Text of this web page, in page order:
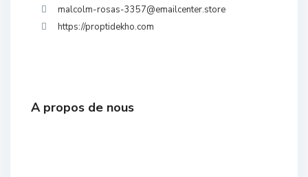
malcolm-rosas-3357@emailcenter.store
https://proptidekho.com
A propos de nous